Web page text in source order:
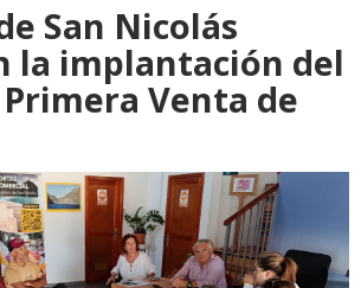
San Nicolás
la implantación del
Venta de